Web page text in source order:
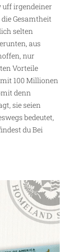
uff irgendeiner
die Gesamtheit
selten
aus
nur
Vorteile
100 Millionen
denn
sie seien
bedeutet,
du Bei